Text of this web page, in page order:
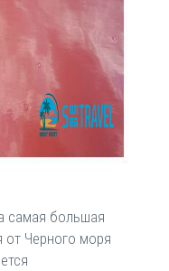
самая большая
от Черного моря